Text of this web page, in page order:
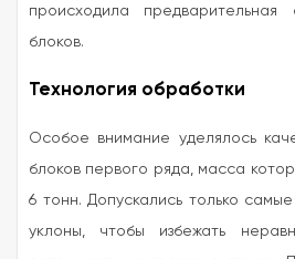
происходила
блоков.
Технология обработки
Особое внимание уделялось
блоков первого ряда, масса
6 тонн. Допускались только
уклоны, чтобы избежать